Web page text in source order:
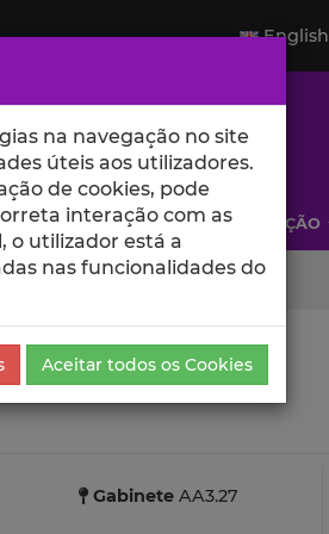
English
UNIDADES INVESTIGAÇÃO
GabineteAA3.27
na navegação no site
úteis aos utilizadores.
de cookies, pode
interação com as
o utilizador está a
nas funcionalidades do
Aceitar todos os Cookies